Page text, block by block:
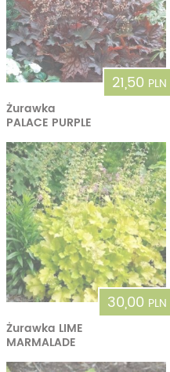
21,50 PLN
Żurawka
PALACE PURPLE
30,00 PLN
Żurawka LIME
MARMALADE